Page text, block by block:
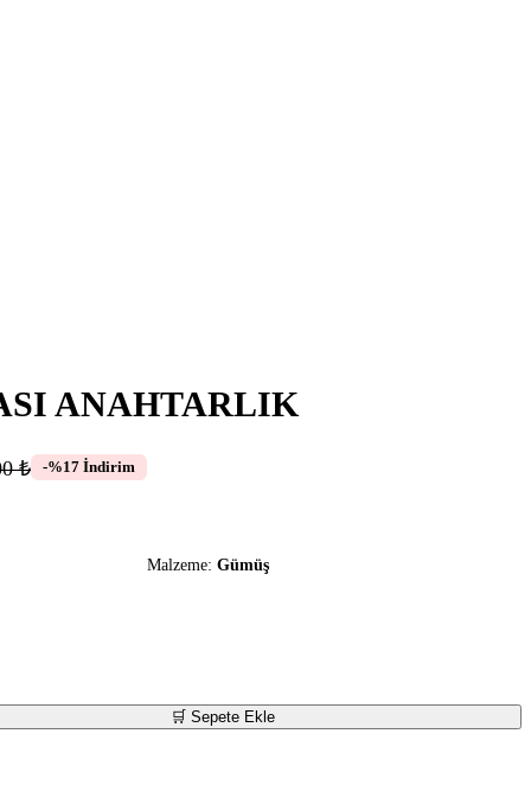
ANAHTARLIK
₺ -%17 İndirim
Malzeme: Gümüş
🛒 Sepete Ekle